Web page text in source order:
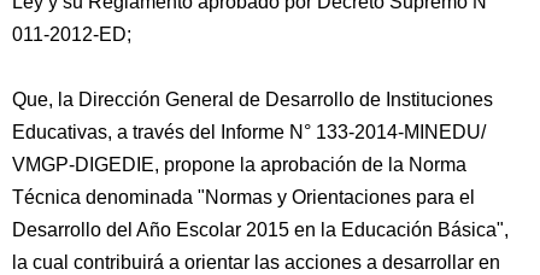
011-2012-ED;
Que, la Dirección General de Desarrollo de Instituciones
Educativas, a través del Informe N° 133-2014-MINEDU/
VMGP-DIGEDIE, propone la aprobación de la Norma
Técnica denominada "Normas y Orientaciones para el
Desarrollo del Año Escolar 2015 en la Educación Básica",
la cual contribuirá a orientar las acciones a desarrollar en